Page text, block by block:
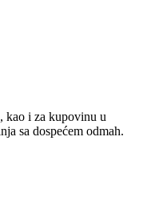
kao i za kupovinu u
sa dospećem odmah.